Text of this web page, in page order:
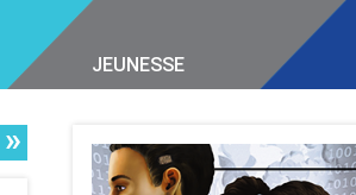
JEUNESSE
»